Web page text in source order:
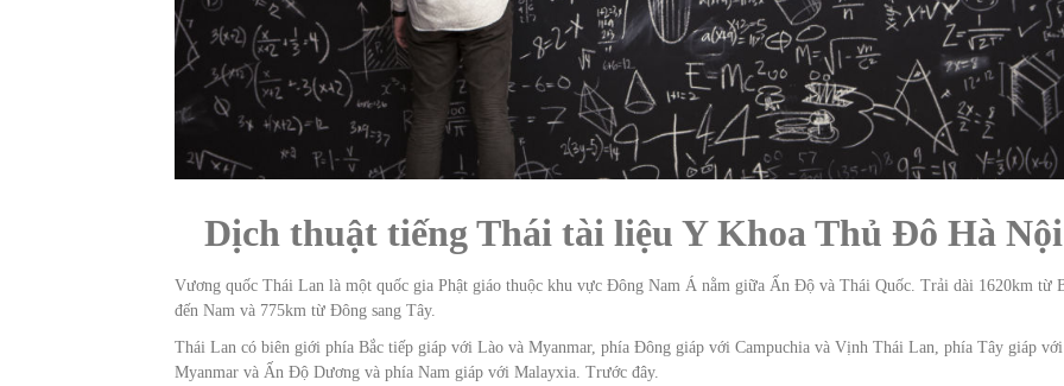
Dịch thuật tiếng Thái tài liệu Y Khoa Thủ Đô Hà Nội
Vương quốc Thái Lan là một quốc gia Phật giáo thuộc khu vực Đông Nam Á nằm giữa Ấn Độ và Thái Quốc. Trải dài 1620km từ
đến Nam và 775km từ Đông sang Tây.
Thái Lan có biên giới phía Bắc tiếp giáp với Lào và Myanmar, phía Đông giáp với Campuchia và Vịnh Thái Lan, phía Tây giáp với
Myanmar và Ấn Độ Dương và phía Nam giáp với Malayxia. Trước đây.